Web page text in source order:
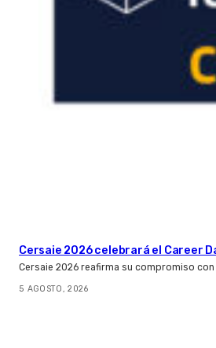
Cersaie 2026 celebrará el Career
Cersaie 2026 reafirma su compromiso
5 AGOSTO, 2026